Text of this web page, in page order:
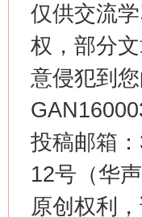
仅供交流
权，部分
意侵犯到
投稿邮箱
12号（华
原创权利
揭批美国